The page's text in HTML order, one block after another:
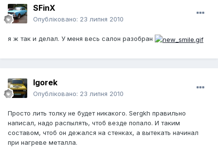
SFinX
Опубліковано: 23 липня 2010
я ж так и делал. У меня весь салон разобран
Igorek
Опубліковано: 23 липня 2010
Просто лить толку не будет никакого. Sergkh правильно
написал, надо распылять, чтоб везде попало. И таким
составом, чтоб он дежался на стенках, а вытекать начинал
при нагреве металла.